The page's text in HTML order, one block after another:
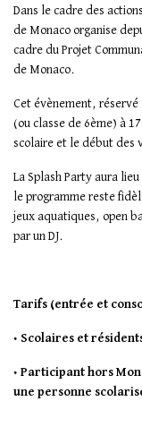
Dans le cadre des
de Monaco organise
cadre du Projet
de Monaco.
Cet évènement, réservé
(ou classe de 6ème) à
scolaire et le début des
La Splash Party aura
le programme reste
jeux aquatiques, open
par un DJ.
Tarifs (entrée et
• Scolaires et
• Participant hors
une personne